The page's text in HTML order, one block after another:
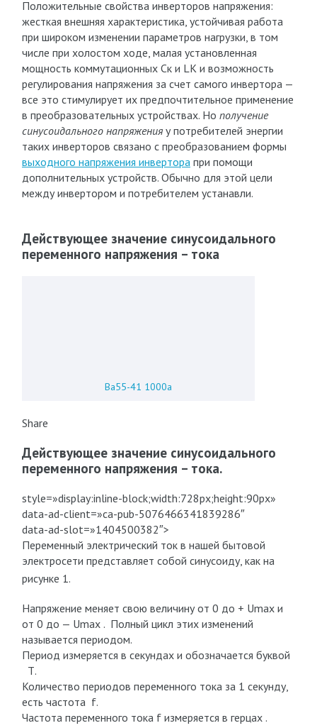
Положительные свойства инверторов напряжения:
жесткая внешняя характеристика, устойчивая работа
при широком изменении параметров нагрузки, в том
числе при холостом ходе, малая установленная
мощность коммутационных Ск и LK и возможность
регулирования напряжения за счет самого инвертора —
все это стимулирует их предпочтительное применение
в преобразовательных устройствах. Но получение
синусоидального напряженияу потребителей энергии
таких инверторов связано с преобразованием формы
выходного напряжения инверторапри помощи
дополнительных устройств. Обычно для этой цели
между инвертором и потребителем устанавли.
Действующее значение синусоидального
переменного напряжения – тока
Ва55-41 1000а
Share
Действующее значение синусоидального
переменного напряжения – тока.
style=»display:inline-block;width:728px;height:90px»
data-ad-client=»ca-pub-5076466341839286″
data-ad-slot=»1404500382″>
Переменный электрический ток в нашей бытовой
электросети представляет собой синусоиду, как на
рисунке 1.
Напряжение меняет свою величину от 0 до + Umax и
от 0 до — Umax . Полный цикл этих изменений
называется периодом.
Период измеряется в секундах и обозначается буквой
Т.
Количество периодов переменного тока за 1 секунду,
есть частота f.
Частота переменного тока f измеряется в герцах .